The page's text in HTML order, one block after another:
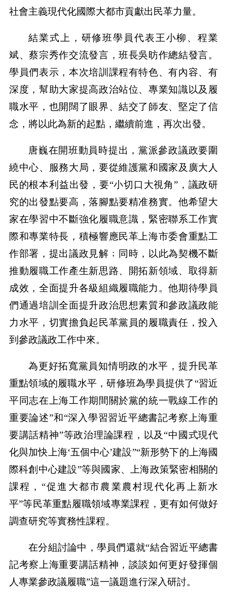
社會主義現代化國際大都市貢獻出民革力量。
結業式上，研修班學員代表王小柳、程業
斌、蔡宗秀作交流發言，班長吳昉作總結發言。
學員們表示，本次培訓課程有特色、有內容、有
深度，幫助大家提高政治站位、專業知識以及履
職水平，也開闊了眼界、結交了師友、堅定了信
念，將以此為新的起點，繼續前進，再次出發。
唐巍在開班動員時提出，黨派參政議政要圍
繞中心、服務大局，要從維護黨和國家及廣大人
民的根本利益出發，要“小切口大視角”，議政研
究的出發點要高，落腳點要精准務實。他希望大
家在學習中不斷強化履職意識，緊密聯系工作實
際和專業特長，積極響應民革上海市委會重點工
作部署，提出議政見解﹔同時，以此為契機不斷
推動履職工作產生新思路、開拓新領域、取得新
成效，全面提升各級組織履職能力。他期待學員
們通過培訓全面提升政治思想素質和參政議政能
力水平，切實擔負起民革黨員的履職責任，投入
到參政議政工作中來。
為更好拓寬黨員知情明政的水平，提升民革
重點領域的履職水平，研修班為學員提供了“習近
平同志在上海工作期間關於黨的統一戰線工作的
重要論述”和“深入學習習近平總書記考察上海重
要講話精神”等政治理論課程，以及“中國式現代
化與加快上海‘五個中心’建設”“新形勢下的上海國
際科創中心建設”等與國家、上海政策緊密相關的
課程，“促進大都市農業農村現代化再上新水
平”等民革重點履職領域專業課程，更有如何做好
調查研究等實務性課程。
在分組討論中，學員們還就“結合習近平總書
記考察上海重要講話精神，談談如何更好發揮個
人專業參政議履職”這一議題進行深入研討。